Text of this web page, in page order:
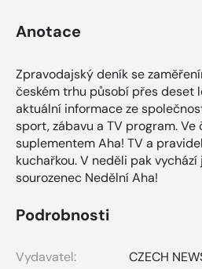
Anotace
Zpravodajský deník se
českém trhu působí přes deset
aktuální informace ze
sport, zábavu a TV program.
suplementem Aha! TV a
kuchařkou. V neděli pak
sourozenec Nedělní Aha!
Podrobnosti
Vydavatel:
CZECH